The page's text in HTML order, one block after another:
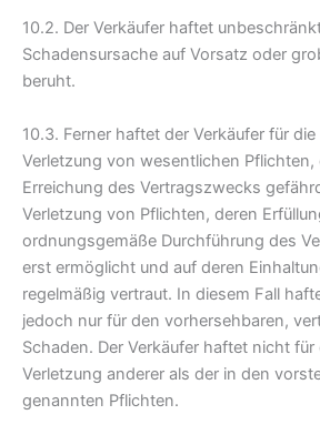
10.2. Der Verkäufer haftet
Schadensursache auf Vorsatz oder
beruht.
10.3. Ferner haftet der Verkäufer für
Verletzung von wesentlichen Pflichten,
Erreichung des Vertragszwecks
Verletzung von Pflichten, deren
ordnungsgemäße Durchführung des
erst ermöglicht und auf deren
regelmäßig vertraut. In diesem Fall
jedoch nur für den vorhersehbaren,
Schaden. Der Verkäufer haftet nicht
Verletzung anderer als der in den
genannten Pflichten.